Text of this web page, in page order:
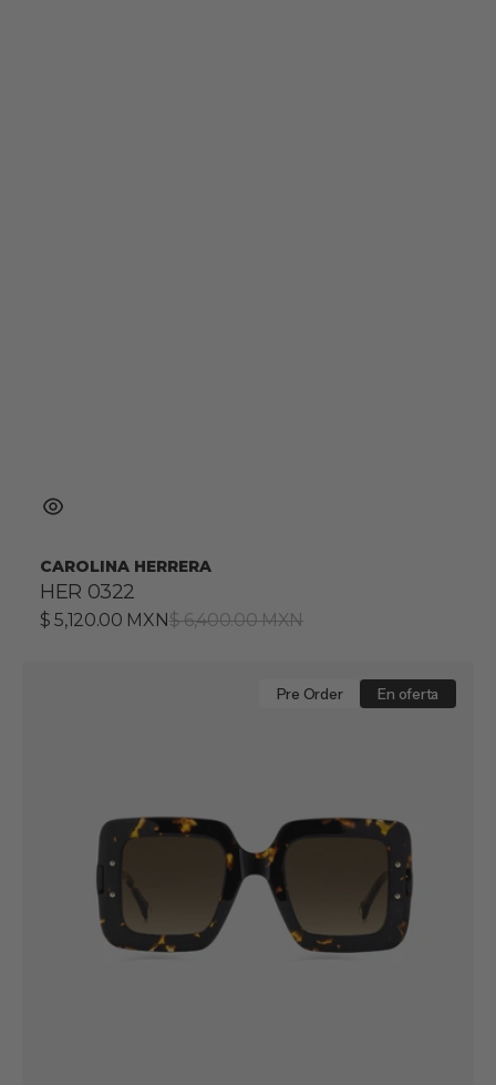
CAROLINA HERRERA
HER 0322
Precio
$ 5,120.00 MXNPrecio
$ 6,400.00 MXN
En oferta
Pre Order